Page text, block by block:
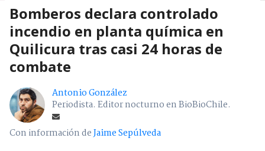
Bomberos declara controlado
incendio en planta química en
Quilicura tras casi 24 horas de
combate
Antonio González
Periodista. Editor nocturno en BioBioChile.
Con información deJaime Sepúlveda